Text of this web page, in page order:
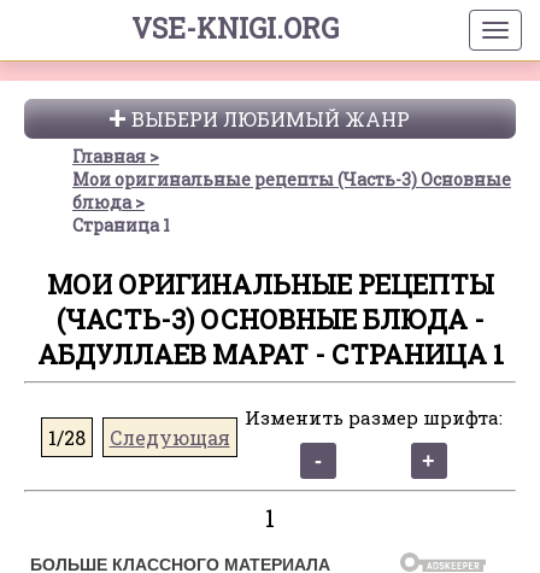
VSE-KNIGI.ORG
ВЫБЕРИ ЛЮБИМЫЙ ЖАНР
Главная
Мои оригинальные рецепты (Часть-3) Основные
блюда
Страница 1
МОИ ОРИГИНАЛЬНЫЕ РЕЦЕПТЫ
(ЧАСТЬ-3) ОСНОВНЫЕ БЛЮДА -
АБДУЛЛАЕВ МАРАТ - СТРАНИЦА 1
1/28 Следующая
Изменить размер шрифта:
1